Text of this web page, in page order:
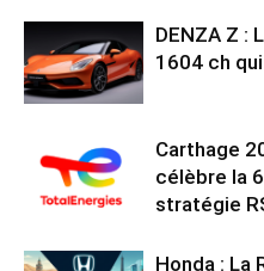
DENZA Z :
1604 ch
Carthage
célèbre la
stratégie
Honda : La